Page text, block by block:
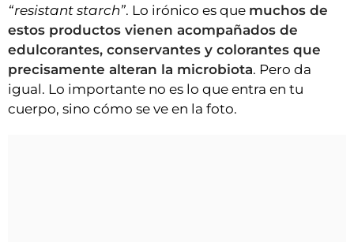
“resistant starch”. Lo irónico es que muchos de
estos productos vienen acompañados de
edulcorantes, conservantes y colorantes que
precisamente alteran la microbiota. Pero da
igual. Lo importante no es lo que entra en tu
cuerpo, sino cómo se ve en la foto.